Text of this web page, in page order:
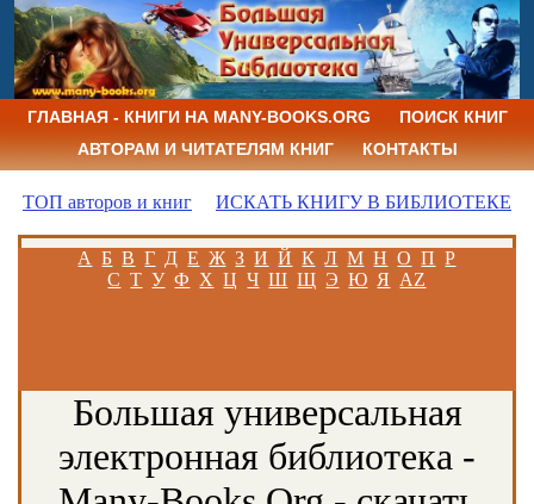
ГЛАВНАЯ - КНИГИ НА MANY-BOOKS.ORG
ПОИСК КНИГ
АВТОРАМ И ЧИТАТЕЛЯМ КНИГ
КОНТАКТЫ
ТОП авторов и книг ИСКАТЬ КНИГУ В БИБЛИОТЕКЕ
А Б В Г Д Е Ж З И Й К Л М Н О П Р
С Т У Ф Х Ц Ч Ш Щ Э Ю Я AZ
Большая универсальная
электронная библиотека -